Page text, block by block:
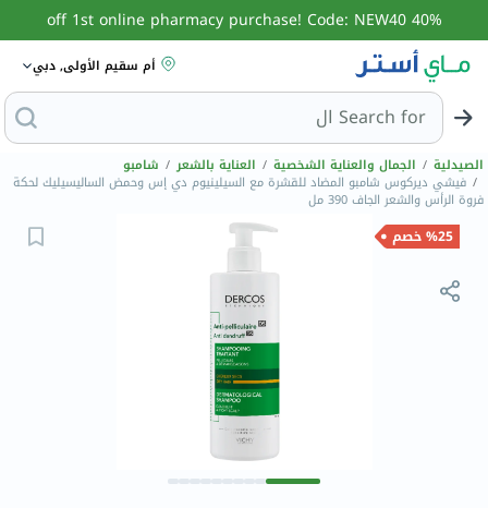
40% off 1st online pharmacy purchase! Code: NEW40
أم سقيم الأولى, دبي
Search for البحث عن مزيل ع
الصيدلية / الجمال والعناية الشخصية / العناية بالشعر / شامبو
/ فيشي ديركوس شامبو المضاد للقشرة مع السيلينيوم دي إس وحمض الساليسيليك لحكة
فروة الرأس والشعر الجاف 390 مل
%25 خصم